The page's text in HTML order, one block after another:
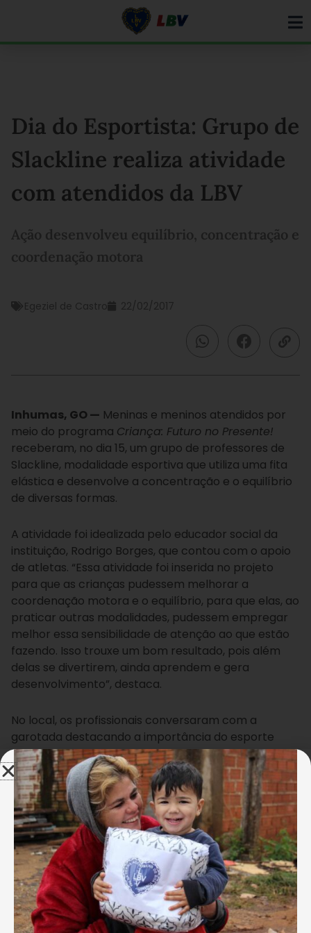
Dia do Esportista: Grupo de
Slackline realiza atividade
com atendidos da LBV
Ação desenvolveu equilíbrio, concentração e
coordenação motora
Egeziel de Castro 22/02/2017
Inhumas, GO — Meninas e meninos atendidos por
meio do programa Criança: Futuro no Presente!
receberam, no dia 15, um grupo de professores de
Slackline, modalidade esportiva que utiliza uma fita
elástica e desenvolve a concentração e o equilíbrio
de diversas formas.
A atividade foi idealizada pelo educador social da
instituição, Rodrigo Borges, que contou com o apoio
de atletas. “Essa atividade foi inserida no projeto
para que as crianças pudessem melhorar a
coordenação motora e o equilíbrio, para que elas, ao
praticar outras modalidades, pudessem empregar
melhor essa sensibilidade de atenção ao que estão
fazendo. Isso trouxe um bom resultado, pois além
delas se divertirem, ainda aprendem e gera
desenvolvimento”, destaca.
No local, os profissionais conversaram com a
garotada destacando a importância do esporte
para o desenvolvimento educacional, social e a
disciplina. Os pequenos ainda assistiram várias
demonstrações e puderam praticar a modalidade
com o apoio direto dos atletas.
O estudante de direito Diego de Oliveira Goulart, que
também ensina a modalidade esportiva há mais de
2 anos, ressalta a importância da atividade para o
desenvolvimento das crianças. “A criança, quando
começa a praticar esse esporte, ela desenvolve
muito a capacidade de concentração, pois ali ela